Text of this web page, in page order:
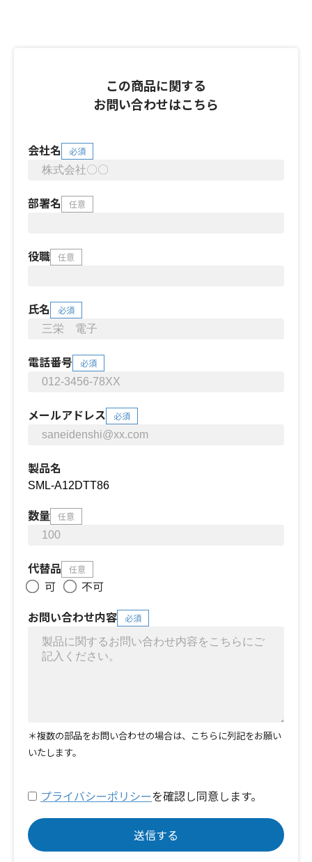
この商品に関する
お問い合わせはこちら
会社名 必須
部署名 任意
役職 任意
氏名 必須
電話番号 必須
メールアドレス 必須
製品名
数量 任意
代替品 任意
可
不可
お問い合わせ内容
必須
＊複数の部品をお問い合わせの場合は、こちらに列記をお願い
いたします。
プライバシーポリシーを確認し同意します。